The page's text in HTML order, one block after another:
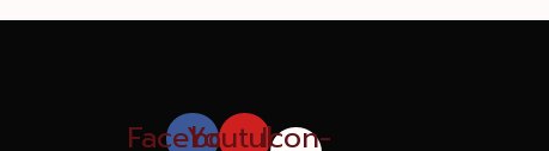
Facebook
Youtube
Icon-